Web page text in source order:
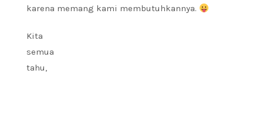
karena memang kami membutuhkannya.
Kita
semua
tahu,